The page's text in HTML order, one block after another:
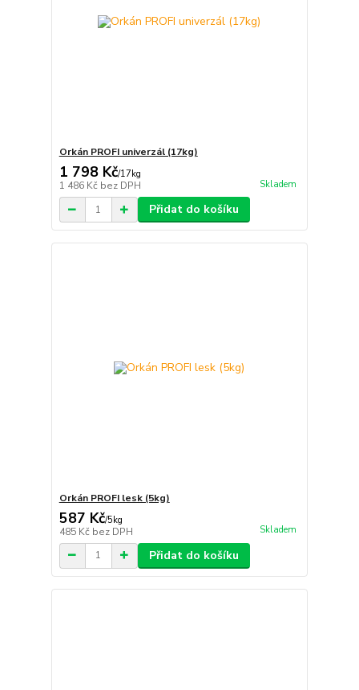
Orkán PROFI univerzál (17kg)
1 798 Kč/17kg
1 486 Kč bez DPH Skladem
Přidat do košíku
Orkán PROFI lesk (5kg)
587 Kč/5kg
485 Kč bez DPH Skladem
Přidat do košíku